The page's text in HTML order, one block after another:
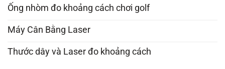
Ống nhòm đo khoảng cách chơi golf
Máy Cân Bằng Laser
Thước dây và Laser đo khoảng cách